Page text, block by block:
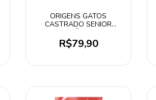
ORIGENS GATOS
CASTRADO SENIOR
R$79,90